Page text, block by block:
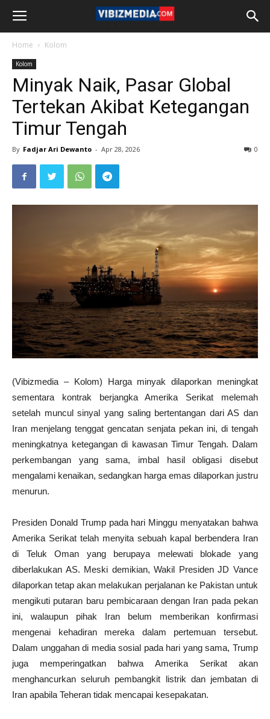
Home Kolom
Kolom
Minyak Naik, Pasar Global
Tertekan Akibat Ketegangan
Timur Tengah
By Fadjar Ari Dewanto - Apr 28, 2026 0
(Vibizmedia – Kolom) Harga minyak dilaporkan meningkat
sementara kontrak berjangka Amerika Serikat melemah
setelah muncul sinyal yang saling bertentangan dari AS dan
Iran menjelang tenggat gencatan senjata pekan ini, di tengah
meningkatnya ketegangan di kawasan Timur Tengah. Dalam
perkembangan yang sama, imbal hasil obligasi disebut
mengalami kenaikan, sedangkan harga emas dilaporkan justru
menurun.
Presiden Donald Trump pada hari Minggu menyatakan bahwa
Amerika Serikat telah menyita sebuah kapal berbendera Iran
di Teluk Oman yang berupaya melewati blokade yang
diberlakukan AS. Meski demikian, Wakil Presiden JD Vance
dilaporkan tetap akan melakukan perjalanan ke Pakistan untuk
mengikuti putaran baru pembicaraan dengan Iran pada pekan
ini, walaupun pihak Iran belum memberikan konfirmasi
mengenai kehadiran mereka dalam pertemuan tersebut.
Dalam unggahan di media sosial pada hari yang sama, Trump
juga memperingatkan bahwa Amerika Serikat akan
menghancurkan seluruh pembangkit listrik dan jembatan di
Iran apabila Teheran tidak mencapai kesepakatan.